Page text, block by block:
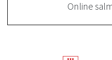
Online